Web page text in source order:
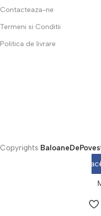
Contacteaza-ne
Termeni si Conditii
Politica de livrare
Copyrights